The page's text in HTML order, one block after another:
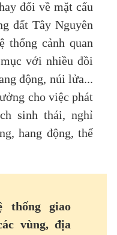
đổi về mặt cấu
đất Tây Nguyên
thống cảnh quan
với nhiều đồi
động, núi lửa...
cho việc phát
sinh thái, nghỉ
hang động, thể
thống giao
vùng, địa